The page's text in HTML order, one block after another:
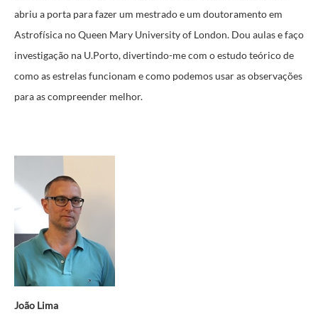
abriu a porta para fazer um mestrado e um doutoramento em
Astrofísica no Queen Mary University of London. Dou aulas e faço
investigação na U.Porto, divertindo-me com o estudo teórico de
como as estrelas funcionam e como podemos usar as observações
para as compreender melhor.
João Lima